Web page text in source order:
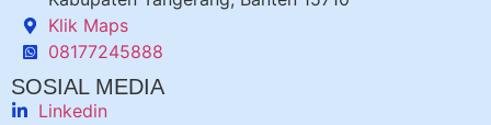
Klik Maps
08177245888
SOSIAL MEDIA
Linkedin